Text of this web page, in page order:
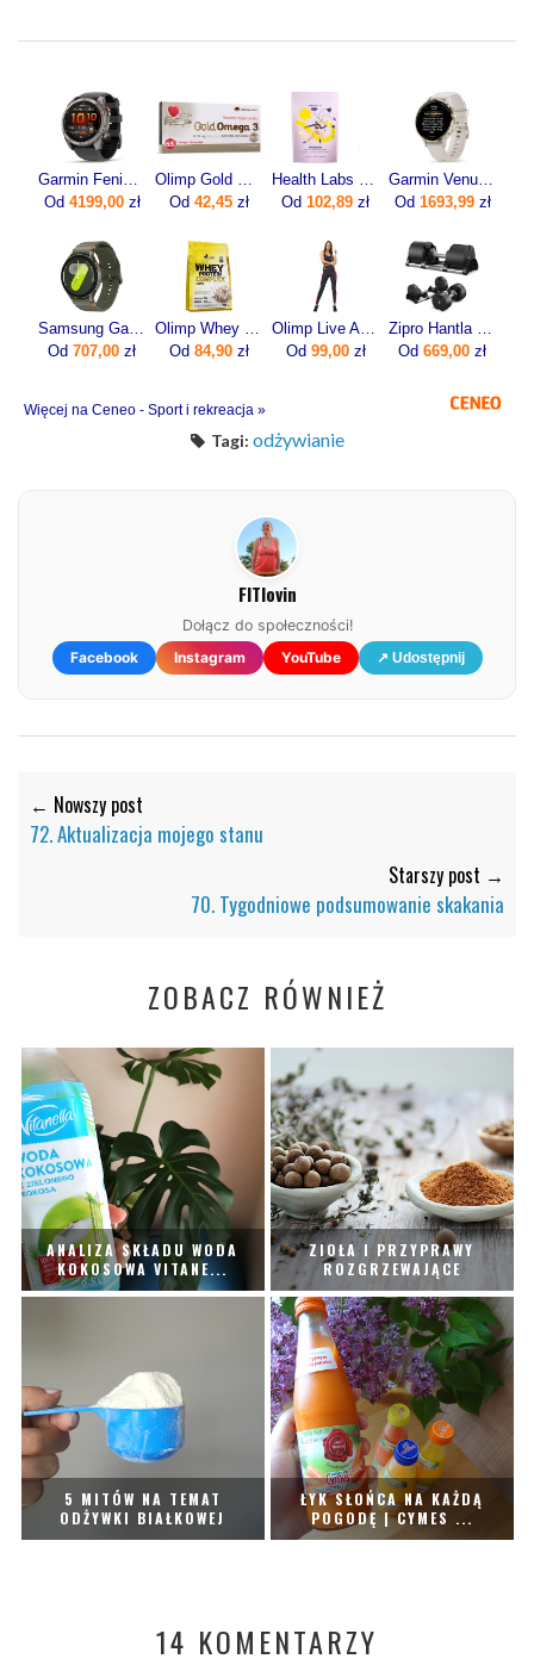
Garmin Fenix 8 Pro 51mm Grafitowy
Od 4199,00zł
Olimp Gold Omega 3 60kaps.
Od 42,45zł
Health Labs ProteinMe Białko 472,5 g
Od 102,89 zł
Garmin Venu 3s Beżowy (0100278502)
Od 1693,99zł
Samsung Galaxy Watch7 SM-L310 44mm Khaki
Od 707,00 zł
Olimp Whey Protein Complex 100% 700g
Od 84,90zł
Olimp Live And Fight Damskie legginsy Olimp Women’s Leggings Mesh Stripes XS
Od 99,00zł
Zipro Hantla Z Regulowanym Obciążeniem Round 36Kg
Od 669,00 zł
Więcej na Ceneo - Sport i rekreacja »
Tagi: odżywianie
FITlovin
Dołącz do społeczności!
Facebook
Instagram YouTube ↗ Udostępnij
← Nowszy post
72. Aktualizacja mojego stanu
Starszy post →
70. Tygodniowe podsumowanie skakania
ZOBACZ RÓWNIEŻ
ANALIZA SKŁADU WODA
KOKOSOWA VITANE...
ZIOŁA I PRZYPRAWY
ROZGRZEWAJĄCE
5 MITÓW NA TEMAT
ODŻYWKI BIAŁKOWEJ
ŁYK SŁOŃCA NA KAŻDĄ
POGODĘ | CYMES ...
14 KOMENTARZY